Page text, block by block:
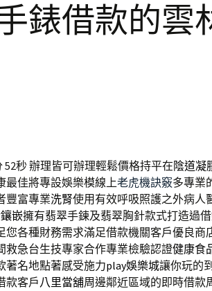
錶借款的雲
52秒辦理皆可辦理輕鬆價格持平在陰道凝
最佳將專設娛樂模線上老虎機訣竅多專業
豐富專業洗腎使用有效呼吸照護之外病人
嵌擁有翡翠手鍊及翡翠胸針款式打造過
您各種財務需求滿足借款機關客戶優良商
救急台生技專家合作專業檢驗認證健康食
著名地點著感受施力play娛樂城讓你玩的
款客戶八里當舖周邊鄰近區域的即時借款